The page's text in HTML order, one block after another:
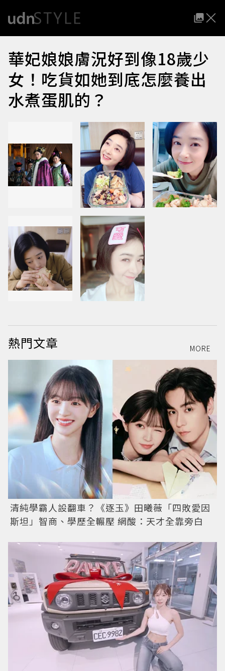
華妃娘娘膚況好到像18歲少
女！吃貨如她到底怎麼養出
水煮蛋肌的？
熱門文章 MORE
清純學霸人設翻車？《逐玉》田曦薇「四敗愛因
斯坦」智商、學歷全輾壓 網酸：天才全靠旁白